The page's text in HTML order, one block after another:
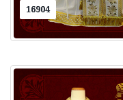
16904